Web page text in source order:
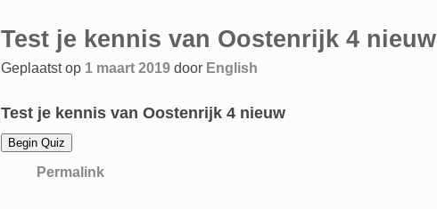
Bericht navigatie
Test je kennis van Oostenrijk 4 nieuw
Geplaatst op 1 maart 2019 door English
Test je kennis van Oostenrijk 4 nieuw
Permalink